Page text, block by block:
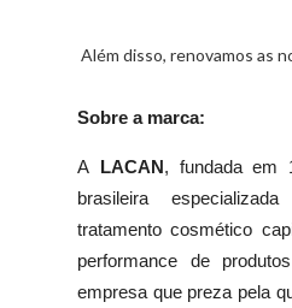
Além disso, renovamos as
Sobre a marca:
A LACAN, fundada em
brasileira
tratamento cosmético
performance de
empresa que preza pela